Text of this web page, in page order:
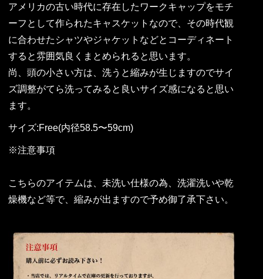
アメリカの古い時代に存在したワークキャップをモチ
ーフとして作られたキャスケットなので、その時代観
に合わせたシャツやジャケットなどとコーディネート
すると雰囲気良くまとめられると思います。
尚、頭の小さい方は、洗うと縮みが生じますのでサイ
ズ調整がてら洗ってみると良いサイズ感になると思い
ます。
サイズ:Free(内径58.5〜59cm)
※注意事項
こちらのアイテムは、未洗い仕様の為、洗濯洗いや乾
燥機など等で、縮みが出ますので予め御了承下さい。